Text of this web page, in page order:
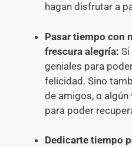
hagan disfrutar a
Pasar tiempo con
frescura alegría:
geniales para
felicidad. Sino
de amigos, o
para poder
Dedicarte tiempo